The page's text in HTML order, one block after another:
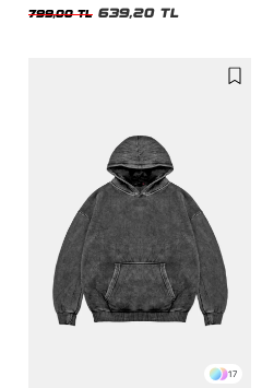
799,00 TL 639,20 TL
17